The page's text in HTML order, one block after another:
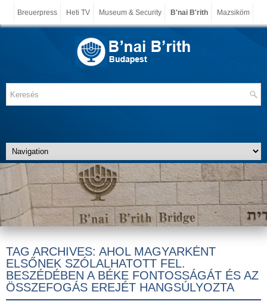
Breuerpress Heti TV Museum & Security B'nai B'rith Mazsiköm
TAG ARCHIVES: AHOL MAGYARKÉNT
ELSŐNEK SZÓLALHATOTT FEL.
BESZÉDÉBEN A BÉKE FONTOSSÁGÁT ÉS AZ
ÖSSZEFOGÁS EREJÉT HANGSÚLYOZTA